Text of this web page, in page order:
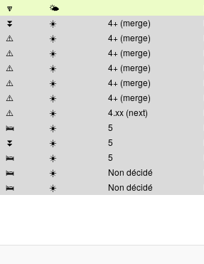
🔽 🌤
⏬ ☀️ 4+ (merge)
⚠️ ☀️ 4+ (merge)
⚠️ ☀️ 4+ (merge)
⚠️ ☀️ 4+ (merge)
⚠️ ☀️ 4+ (merge)
⚠️ ☀️ 4+ (merge)
⚠️ ☀️ 4.xx (next)
🛌 ☀️ 5
⏬ ☀️ 5
🛌 ☀️ 5
🛌 ☀️ Non décidé
🛌 ☀️ Non décidé